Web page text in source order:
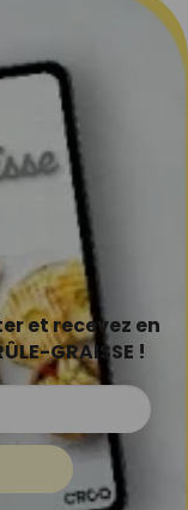
et recevez en
GRAISSE !